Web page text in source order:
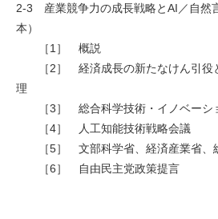
2-3 産業競争力の成長戦略とAI／自然
本）
［1］ 概説
［2］ 経済成長の新たなけん引役
理
［3］ 総合科学技術・イノベーシ
［4］ 人工知能技術戦略会議
［5］ 文部科学省、経済産業省、
［6］ 自由民主党政策提言